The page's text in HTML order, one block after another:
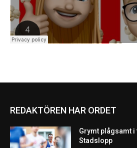
REDAKTÖREN HAR ORDET
Grymt plågsamt
Stadslopp